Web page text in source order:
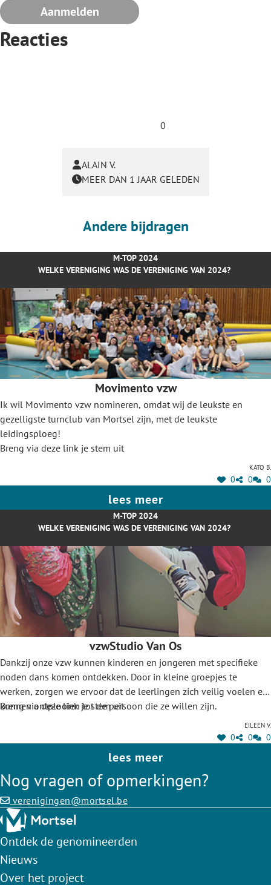
Aanmelden
Reacties
0
ALAIN V.
MEER DAN 1 JAAR GELEDEN
Andere bijdragen
M-TOP 2024
WELKE VERENIGING WAS DE VERENIGING VAN 2024?
Movimento vzw
Ik wil Movimento vzw nomineren, omdat wij de leukste en
gezelligste turnclub van Mortsel zijn, met de leukste
leidingsploeg!
Breng via deze link je stem uit
Kato B.
0 0 0
lees meer
M-TOP 2024
WELKE VERENIGING WAS DE VERENIGING VAN 2024?
vzwStudio Van Os
Dankzij onze vzw kunnen kinderen en jongeren met specifieke
noden dans komen ontdekken. Door in kleine groepjes te
werken, zorgen we ervoor dat de leerlingen zich veilig voelen en
kunnen ontplooien tot de persoon die ze willen zijn.
Breng via deze link je stem uit
Eileen V.
0 0 0
lees meer
Nog vragen of opmerkingen?
verenigingen@mortsel.be
Ontdek de genomineerden
Nieuws
Over het project